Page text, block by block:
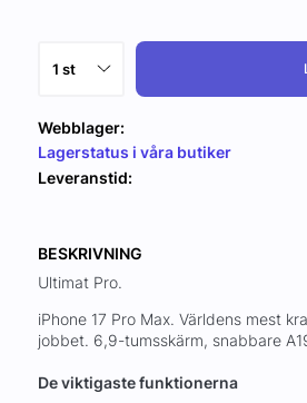
Webblager:
Lagerstatus i våra butiker
Leveranstid:
BESKRIVNING
Ultimat Pro.
iPhone 17 Pro Max. Världens mest
jobbet. 6,9-tumsskärm, snabbare
De viktigaste funktionerna